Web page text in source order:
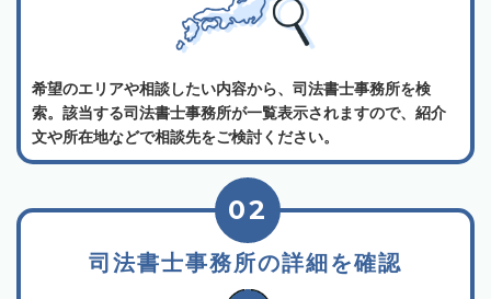
希望のエリアや相談したい内容から、司法書士事務所を検
索。該当する司法書士事務所が一覧表示されますので、紹介
文や所在地などで相談先をご検討ください。
司法書士事務所の詳細を確認
02